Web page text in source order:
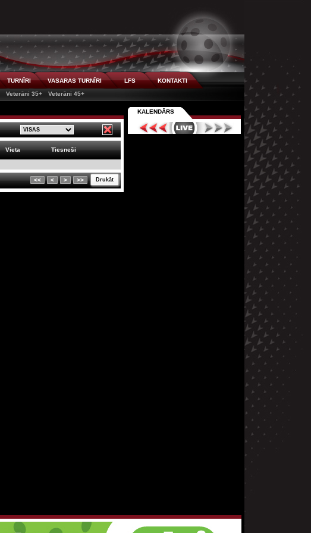
TURNĪRI VASARAS TURNĪRI LFS
KONTAKTI
Veterāni 35+ Veterāni 45+
Vieta Tiesneši
Drukāt
<< < > >>
KALENDĀRS